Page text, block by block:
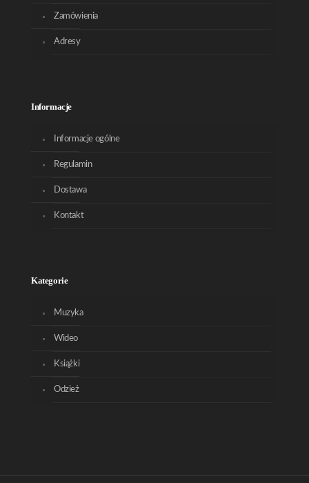
Zamówienia
Adresy
Informacje
Informacje ogólne
Regulamin
Dostawa
Kontakt
Kategorie
Muzyka
Wideo
Książki
Odzież